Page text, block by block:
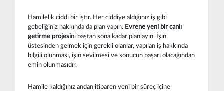
Hamilelik ciddi bir iştir. Her ciddiye aldığınız iş gibi
gebeliğiniz hakkında da plan yapın. Evrene yeni bir canlı
getirme projesini baştan sona kadar planlayın. İşin
üstesinden gelmek için gerekli olanlar, yapılan iş hakkında
bilgili olunması, işin sevilmesi ve sonucun başarı olacağından
emin olunmasıdır.
Hamile kaldığınız andan itibaren yeni bir süreç içine